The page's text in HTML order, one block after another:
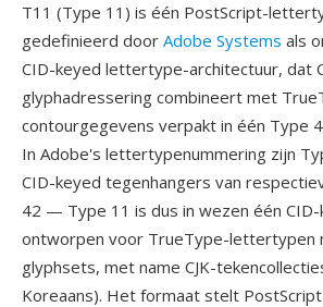
T11 (Type 11) is één PostScript-
gedefinieerd door Adobe Systems als
CID-keyed lettertype-architectuur, dat
glyphadressering combineert met
contourgegevens verpakt in één Type
In Adobe's lettertypenummering zijn
CID-keyed tegenhangers van
42 — Type 11 is dus in wezen één
ontworpen voor TrueType-lettertypen
glyphsets, met name CJK-
Koreaans). Het formaat stelt